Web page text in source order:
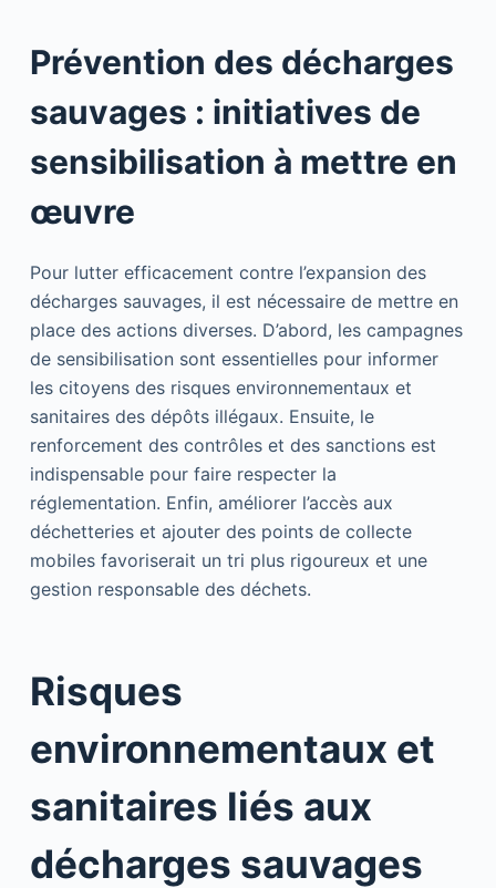
Prévention des décharges
sauvages : initiatives de
sensibilisation à mettre en
œuvre
Pour lutter efficacement contre l’expansion des
décharges sauvages, il est nécessaire de mettre en
place des actions diverses. D’abord, les campagnes
de sensibilisation sont essentielles pour informer
les citoyens des risques environnementaux et
sanitaires des dépôts illégaux. Ensuite, le
renforcement des contrôles et des sanctions est
indispensable pour faire respecter la
réglementation. Enfin, améliorer l’accès aux
déchetteries et ajouter des points de collecte
mobiles favoriserait un tri plus rigoureux et une
gestion responsable des déchets.
Risques
environnementaux et
sanitaires liés aux
décharges sauvages